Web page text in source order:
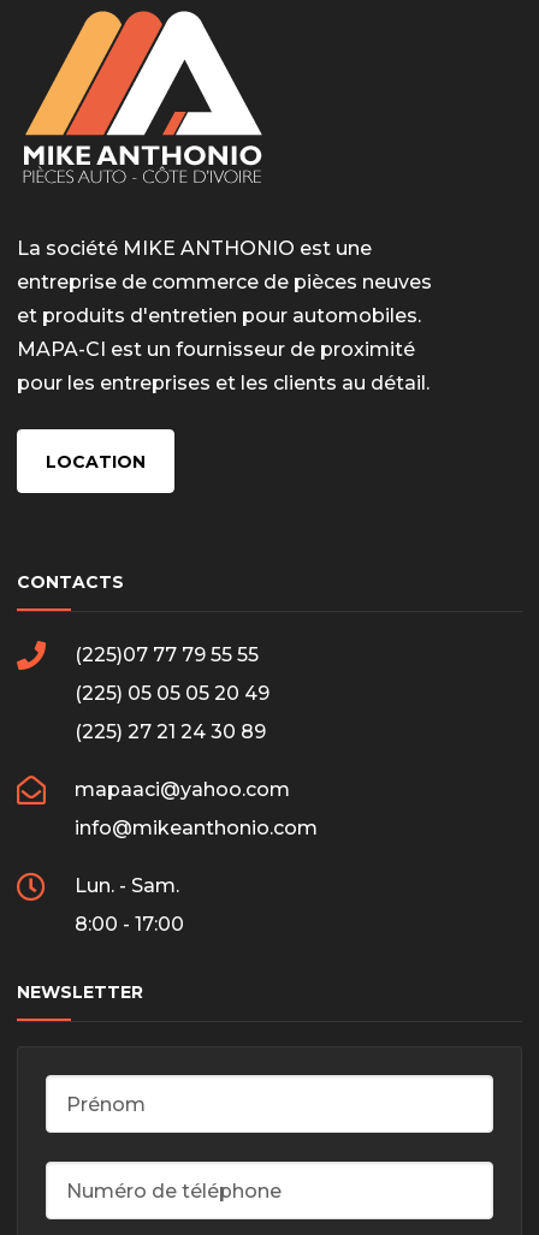
La société MIKE ANTHONIO est une
entreprise de commerce de pièces neuves
et produits d'entretien pour automobiles.
MAPA-CI est un fournisseur de proximité
pour les entreprises et les clients au détail.
LOCATION
CONTACTS
(225)07 77 79 55 55
(225) 05 05 05 20 49
(225) 27 21 24 30 89
mapaaci@yahoo.com
info@mikeanthonio.com
Lun. - Sam.
8:00 - 17:00
NEWSLETTER